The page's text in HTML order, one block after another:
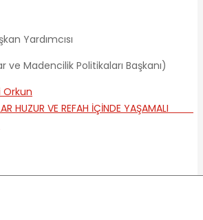
Yardımcısı
ve Madencilik Politikaları Başkanı)
HUZUR VE REFAH İÇİNDE YAŞAMALI